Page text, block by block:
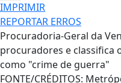
IMPRIMIR
REPORTAR ERROS
Procuradoria-Geral da
procuradores e classifica
como "crime de guerra"
FONTE/CRÉDITOS: